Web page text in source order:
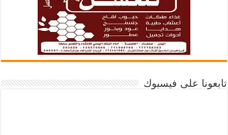
تابعونا على فيسبوك